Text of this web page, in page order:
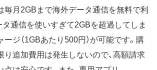
毎月2GBまで海外データ通信を無料で利
タ通信を使いすぎて2GBを超過してしま
ジ（1GBあたり500円）が可能です。購
り追加費用は発生しないので、高額請求